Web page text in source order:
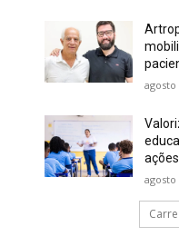
agosto
agosto